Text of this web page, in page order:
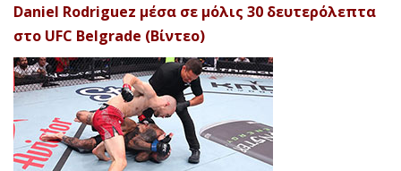
Daniel Rodriguez μέσα σε μόλις 30 δευτερόλεπτα
στο UFC Belgrade (Βίντεο)